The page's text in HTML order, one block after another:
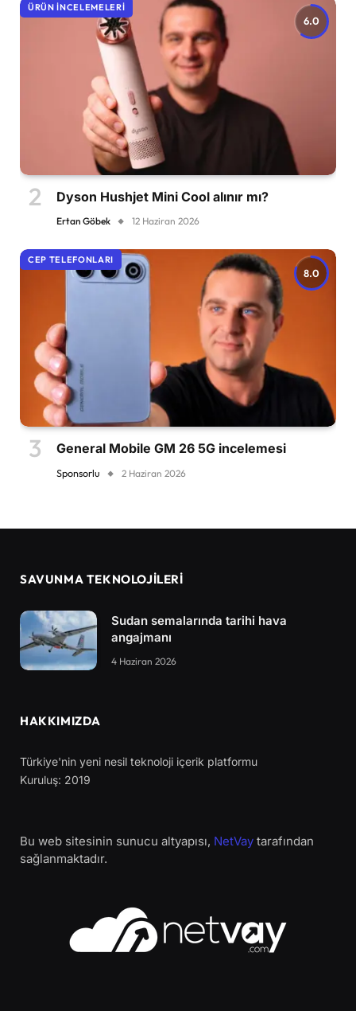
6.0
ÜRÜN İNCELEMELERI
Dyson Hushjet Mini Cool alınır mı?
Ertan Göbek 12 Haziran 2026
8.0
CEP TELEFONLARI
General Mobile GM 26 5G incelemesi
Sponsorlu 2 Haziran 2026
SAVUNMA TEKNOLOJİLERİ
Sudan semalarında tarihi hava
angajmanı
4 Haziran 2026
HAKKIMIZDA
Türkiye'nin yeni nesil teknoloji içerik platformu
Kuruluş: 2019
Bu web sitesinin sunucu altyapısı, NetVay tarafından
sağlanmaktadır.